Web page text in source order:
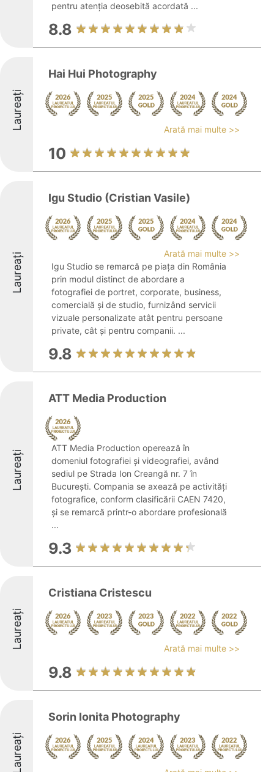
pentru atenția deosebită acordată ...
8.8
Laureați
Hai Hui Photography
Arată mai multe >>
10
Laureați
Igu Studio (Cristian Vasile)
Arată mai multe >>
Igu Studio se remarcă pe piața din România
prin modul distinct de abordare a
fotografiei de portret, corporate, business,
comercială și de studio, furnizând servicii
vizuale personalizate atât pentru persoane
private, cât și pentru companii. ...
9.8
Laureați
ATT Media Production
ATT Media Production operează în
domeniul fotografiei și videografiei, având
sediul pe Strada Ion Creangă nr. 7 în
București. Compania se axează pe activități
fotografice, conform clasificării CAEN 7420,
și se remarcă printr-o abordare profesională
...
9.3
Laureați
Cristiana Cristescu
Arată mai multe >>
9.8
Laureați
Sorin Ionita Photography